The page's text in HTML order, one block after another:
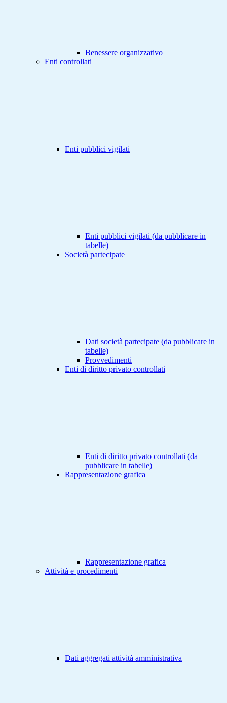
Benessere organizzativo
Enti controllati
Enti pubblici vigilati
Enti pubblici vigilati (da pubblicare in
tabelle)
Società partecipate
Dati società partecipate (da pubblicare in
tabelle)
Provvedimenti
Enti di diritto privato controllati
Enti di diritto privato controllati (da
pubblicare in tabelle)
Rappresentazione grafica
Rappresentazione grafica
Attività e procedimenti
Dati aggregati attività amministrativa